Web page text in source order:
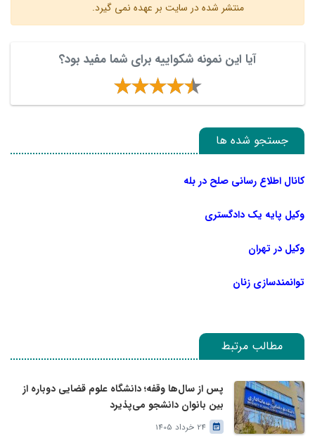
منتشر شده در سایت بر عهده نمی گیرد.
آیا این نمونه شکواییه برای شما مفید بود؟
جستجو شده ها
کانال اطلاع رسانی صلح در بله
وکیل پایه یک دادگستری
وکیل در تهران
توانمندسازی زنان
مطالب مرتبط
پس از سال‌ها وقفه؛ دانشگاه علوم قضایی دوباره از
بین بانوان دانشجو می‌پذیرد
24 خرداد 1405